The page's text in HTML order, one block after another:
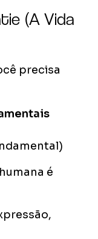
(A Vida
precisa
é